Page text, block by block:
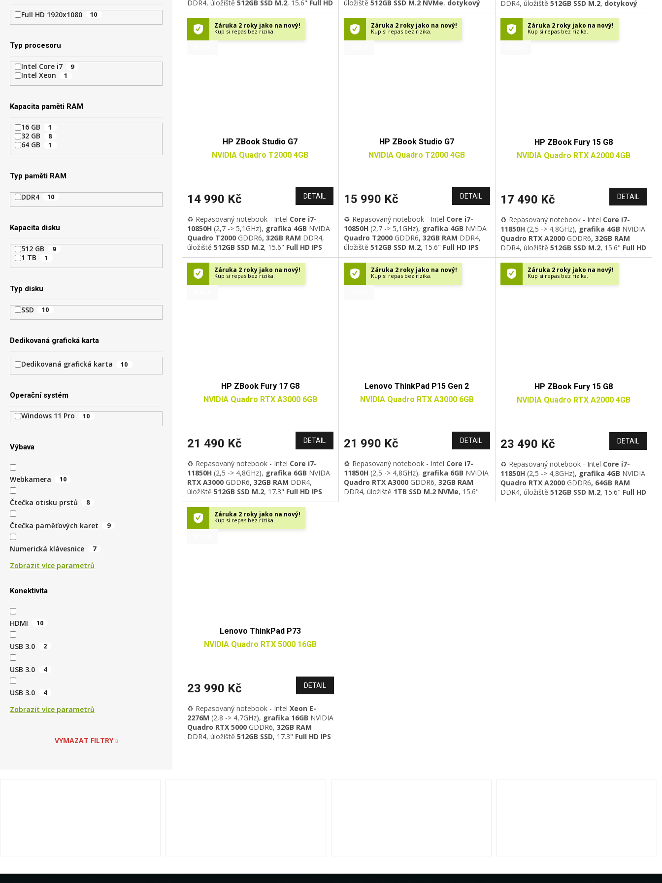
Full HD 1920x1080 10
Typ procesoru
Intel Core i7 9
Intel Xeon 1
Kapacita paměti RAM
16 GB 1
32 GB 8
64 GB 1
Typ paměti RAM
DDR4 10
Kapacita disku
512 GB 9
1 TB 1
Typ disku
SSD 10
Dedikovaná grafická karta
Dedikovaná grafická karta 10
Operační systém
Windows 11 Pro 10
Výbava
Webkamera 10
Čtečka otisku prstů 8
Čtečka paměťových karet 9
Numerická klávesnice 7
Zobrazit více parametrů
Konektivita
HDMI 10
USB 3.0 2
USB 3.0 4
USB 3.0 4
Zobrazit více parametrů
VYMAZAT FILTRY
DDR4, úložiště 512GB SSD M.2, 15.6" Full HD
IPSdisplej,Wi-Fi, GLAN, Bluetooth 5.0, USB
3.0,USB-C/Thunderbolt 3, HDMI, HD
kamera,podsvícená klávesnice, otisk
prstu, Windows 11 Professional
úložiště 512GB SSD M.2 NVMe, dotykový
14.1"Full HD IPSdisplej, Wi-Fi 6,Bluetooth,
USB 3.0, USB-C/Thunderbolt 3,HDMI
kamera,podsvícená klávesnice,Windows
11 Professional
DDR4, úložiště 512GB SSD M.2, dotykový
15.6"Full HD IPSdisplej,Wi-Fi, GLAN,
Bluetooth 5.0, USB 3.0, USB-C/Thunderbolt
, HDMI, HD kamera,podsvícená
klávesnice, otisk prstu, Windows 11
Záruka 2 roky jako na nový!
Kup si repas bez rizika.
HP ZBook Studio G7
NVIDIA Quadro T2000 4GB
14 990 Kč DETAIL
♻️ Repasovaný notebook - Intel Core i7-
10850H (2,7 -> 5,1GHz), grafika 4GB NVIDA
Quadro T2000 GDDR6, 32GB RAM DDR4,
úložiště 512GB SSD M.2, 15.6" Full HD IPS
displej,Wi-Fi 6, GLAN, Bluetooth 5.0, USB
3.0,USB-C/Thunderbolt 3, HDMI, HD
kamera,podsvícená klávesnice, otisk
prstu, Windows 11 Professional
Záruka 2 roky jako na nový!
Kup si repas bez rizika.
HP ZBook Studio G7
NVIDIA Quadro T2000 4GB
15 990 Kč DETAIL
♻️ Repasovaný notebook - Intel Core i7-
10850H (2,7 -> 5,1GHz), grafika 4GB NVIDA
Quadro T2000 GDDR6, 32GB RAM DDR4,
úložiště 512GB SSD M.2, 15.6" Full HD IPS
displej,Wi-Fi 6, GLAN, Bluetooth 5.0, USB
3.0,USB-C/Thunderbolt 3, HDMI, HD
kamera,podsvícená klávesnice, otisk
prstu, Windows 11 Professional
Záruka 2 roky jako na nový!
Kup si repas bez rizika.
HP ZBook Fury 15 G8
NVIDIA Quadro RTX A2000 4GB
17 490 Kč DETAIL
♻️ Repasovaný notebook - Intel Core i7-
11850H (2,5 -> 4,8GHz), grafika 4GB NVIDIA
Quadro RTX A2000 GDDR6, 32GB RAM
DDR4, úložiště 512GB SSD M.2, 15.6" Full HD
IPSdisplej,Wi-Fi 6, GLAN, Bluetooth 5.2,
USB 3.0,USB-C/Thunderbolt 4
, HDMI, HD
kamera,podsvícená klávesnice, otisk
prstu, Windows 11 Professional
Záruka 2 roky jako na nový!
Kup si repas bez rizika.
HP ZBook Fury 17 G8
NVIDIA Quadro RTX A3000 6GB
21 490 Kč DETAIL
♻️ Repasovaný notebook - Intel Core i7-
11850H (2,5 -> 4,8GHz), grafika 6GB NVIDA
RTX A3000 GDDR6, 32GB RAM DDR4,
úložiště 512GB SSD M.2, 17.3" Full HD IPS
displej,Wi-Fi 6, GLAN, Bluetooth 5.0, USB
3.0,USB-C/Thunderbolt 3, HDMI, HD
kamera,podsvícená klávesnice, Windows
11 Professional
Záruka 2 roky jako na nový!
Kup si repas bez rizika.
Lenovo ThinkPad P15 Gen 2
NVIDIA Quadro RTX A3000 6GB
21 990 Kč DETAIL
♻️ Repasovaný notebook - Intel Core i7-
11850H (2,5 -> 4,8GHz), grafika 6GB NVIDIA
Quadro RTX A3000GDDR6, 32GB RAM
DDR4, úložiště 1TB SSD M.2 NVMe, 15.6"
Záruka 2 roky jako na nový!
Kup si repas bez rizika.
HP ZBook Fury 15 G8
NVIDIA Quadro RTX A2000 4GB
23 490 Kč DETAIL
♻️ Repasovaný notebook - Intel Core i7-
11850H (2,5 -> 4,8GHz), grafika 4GB NVIDIA
Quadro RTX A2000 GDDR6, 64GB RAM
DDR4, úložiště 512GB SSD M.2, 15.6" Full HD
Záruka 2 roky jako na nový!
Kup si repas bez rizika.
Lenovo ThinkPad P73
NVIDIA Quadro RTX 5000 16GB
23 990 Kč DETAIL
♻️ Repasovaný notebook - Intel Xeon E-
2276M (2,8 -> 4,7GHz), grafika 16GB NVIDIA
Quadro RTX 5000 GDDR6, 32GB RAM
DDR4, úložiště 512GB SSD, 17.3" Full HD IPS
y